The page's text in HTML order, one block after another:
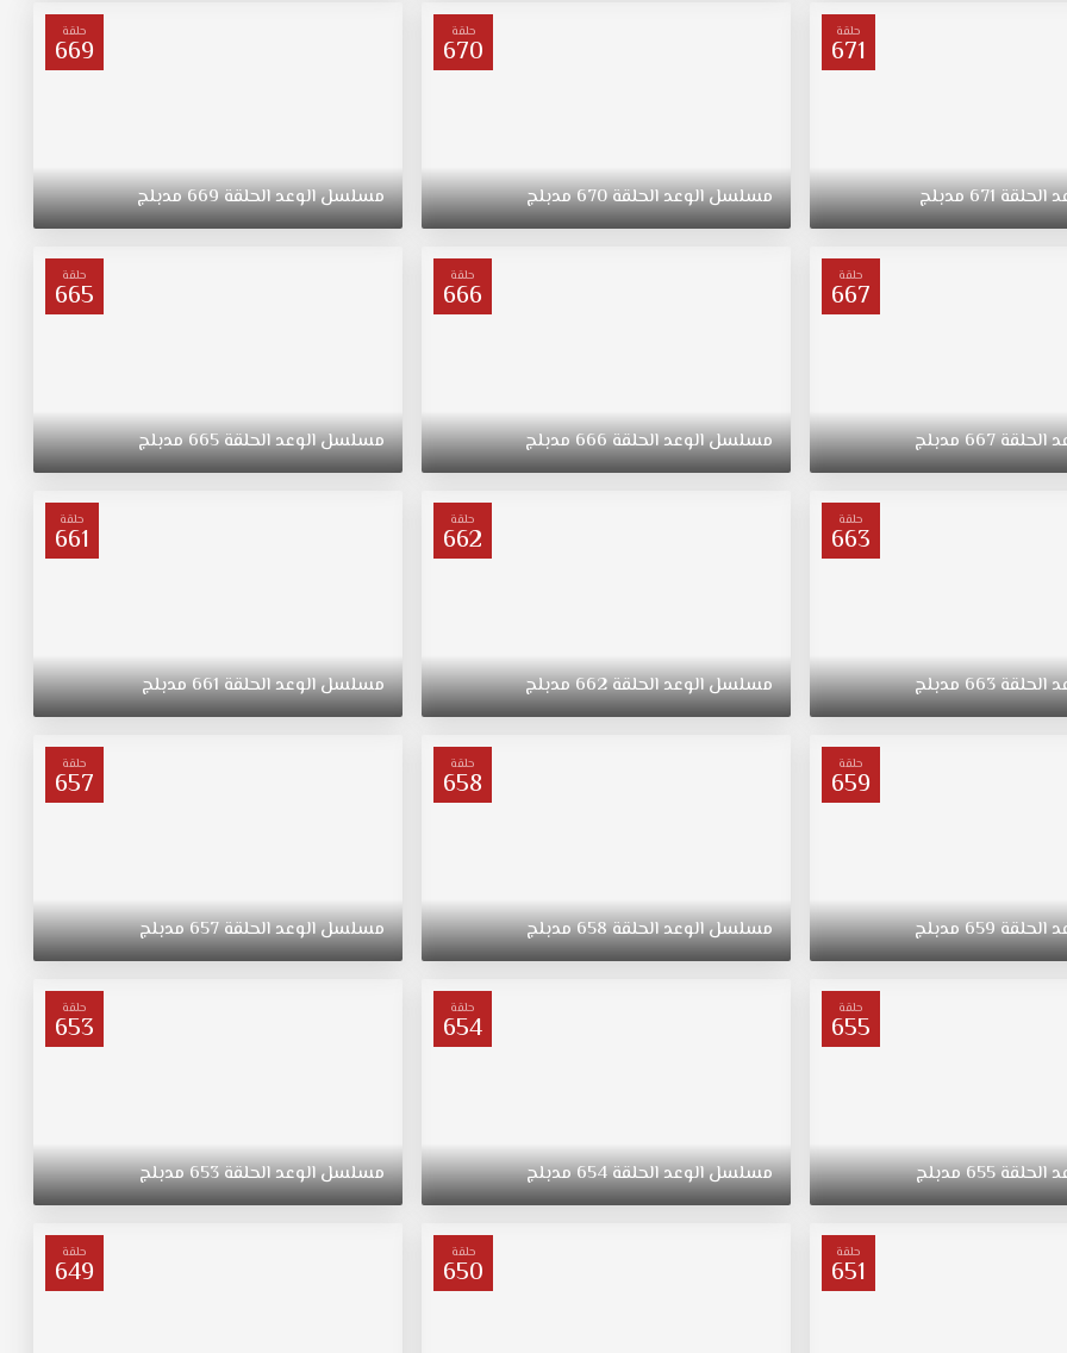
حلقة
671
الحلقة671مدبلج
حلقة
670
مسلسلالوعدالحلقة670مدبلج
حلقة
669
مسلسلالوعدالحلقة669مدبلج
حلقة
667
الحلقة667مدبلج
حلقة
666
مسلسلالوعدالحلقة666مدبلج
حلقة
665
مسلسلالوعدالحلقة665مدبلج
حلقة
663
الحلقة663مدبلج
حلقة
662
مسلسلالوعدالحلقة662مدبلج
حلقة
661
مسلسلالوعدالحلقة661مدبلج
حلقة
659
الحلقة659مدبلج
حلقة
658
مسلسلالوعدالحلقة658مدبلج
حلقة
657
مسلسلالوعدالحلقة657مدبلج
حلقة
655
الحلقة655مدبلج
حلقة
654
مسلسلالوعدالحلقة654مدبلج
حلقة
653
مسلسلالوعدالحلقة653مدبلج
حلقة
651
حلقة
650
حلقة
649